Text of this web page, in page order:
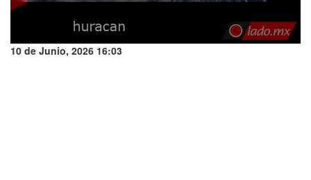
10 de Junio, 2026 16:03